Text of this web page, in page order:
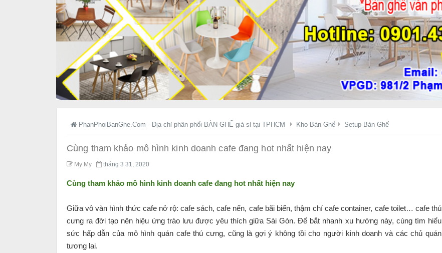
PhanPhoiBanGhe.Com - Địa chỉ phân phối BÀN GHẾ giá sỉ tại TPHCM Kho Bàn Ghế Setup Bàn Ghế
Cùng tham khảo mô hình kinh doanh cafe đang hot nhất hiện nay
My My tháng 3 31, 2020
Cùng tham khảo mô hình kinh doanh cafe đang hot nhất hiện nay
Giữa vô vàn hình thức cafe nở rộ: cafe sách, cafe nến, cafe bãi biển, thậm chí cafe container, cafe toilet… cafe thú
cưng ra đời tạo nên hiệu ứng trào lưu được yêu thích giữa Sài Gòn. Để bắt nhanh xu hướng này, cùng tìm hiểu
sức hấp dẫn của mô hình quán cafe thú cưng, cũng là gợi ý không tồi cho người kinh doanh và các chủ quán
tương lai.